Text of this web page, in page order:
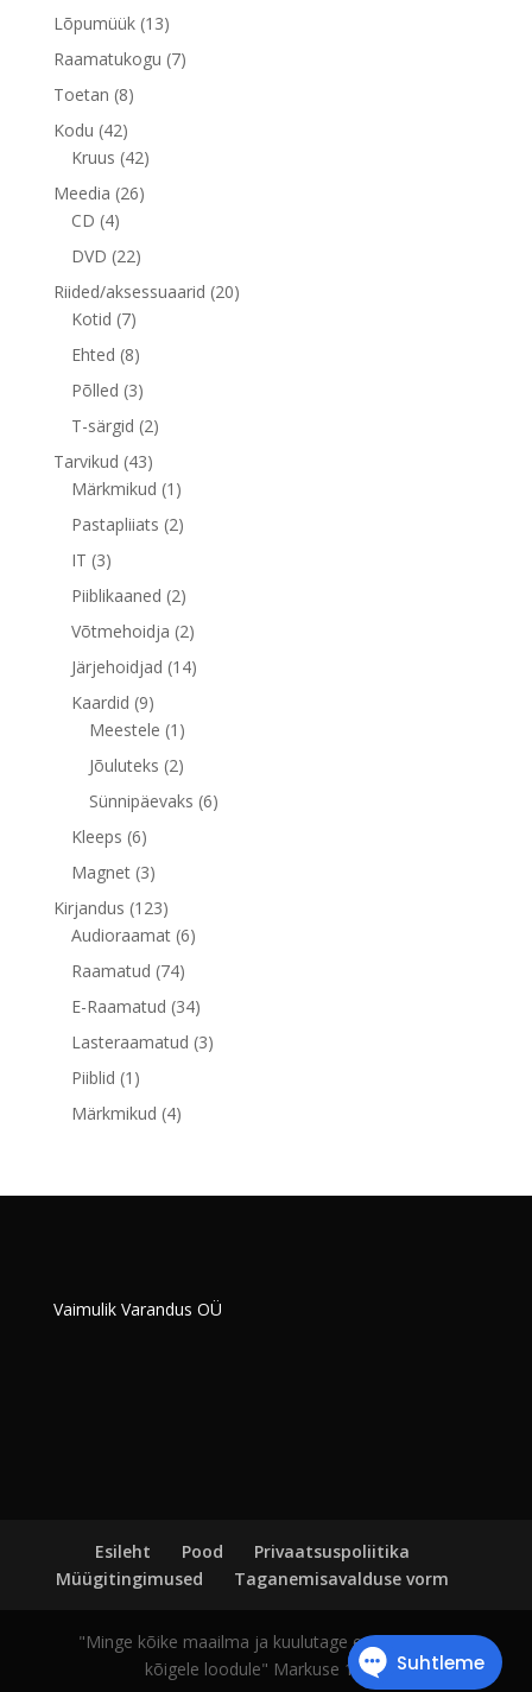
toode
Lõpumüük 1313
toodet
Raamatukogu 77
Toetan 88
Kodu 4242
toodet
Kruus 4242
toodet
Meedia 2626
CD 44
toodet
DVD 2222
Riided/aksessuaarid 2020
Kotid 77
toodet
Ehted 88
toodet
Põlled 33
toodet
T-särgid 22
Tarvikud 4343
toodet
Märkmikud 1 1
toode
Pastapliiats 22
IT 33
toodet
Piiblikaaned 22
toodet
Võtmehoidja 22
toodet
Järjehoidjad 1414
Kaardid 99
toodet
Meestele 1 1
toode
Jõuluteks 22
toodet
Sünnipäevaks 66
Kleeps 66
toodet
Magnet 33
toodet
Kirjandus 123123
toodet
Audioraamat 66
Raamatud 7474
toodet
E-Raamatud 3434
toodet
Lasteraamatud 33
Piiblid 1 1
toode
Märkmikud 44
Vaimulik Varandus OÜ
Esileht Pood
Privaatsuspoliitika
Müügitingimused
Taganemisavalduse vorm
"Minge kõike maailma ja kuulutage evangeeliumi
kõigele loodule" Markuse 16:15